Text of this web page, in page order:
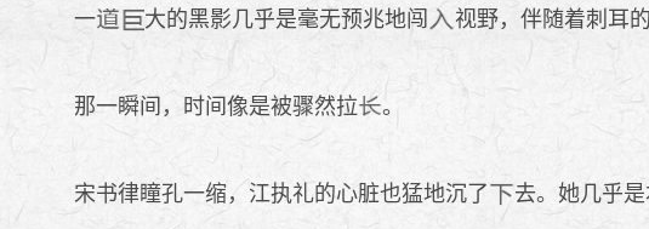
一 大的黑影几乎是毫无预兆地闯 视野，伴随着刺耳
那一瞬间，时间像是被骤然拉 。
宋书律瞳孔一缩，江执礼的心脏也猛地沉了 去。她几乎